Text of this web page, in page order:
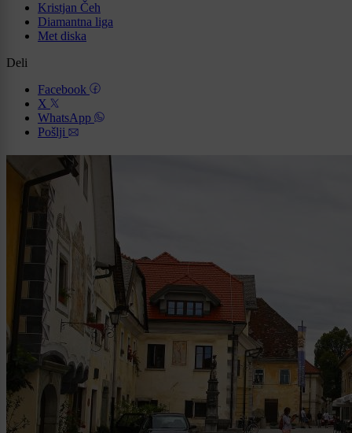
Kristjan Čeh
Diamantna liga
Met diska
Deli
Facebook
X
WhatsApp
Pošlji